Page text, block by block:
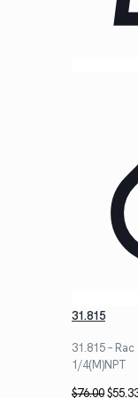
31.815
31.815 –
1/4(M)NPT
$76.00Le
$